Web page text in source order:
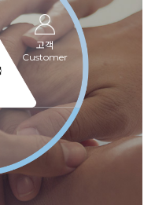
고객
Customer